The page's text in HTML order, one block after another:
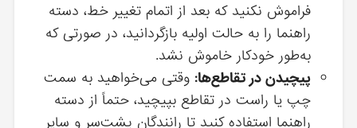
فراموش نکنید که بعد از اتمام تغییر خط، دسته
راهنما را به حالت اولیه بازگردانید، در صورتی که
به‌طور خودکار خاموش نشد.
پیچیدن در تقاطع‌ها: وقتی می‌خواهید به سمت
چپ یا راست در تقاطع بپیچید، حتماً از دسته
راهنما استفاده کنید تا رانندگان پشت‌سر و سایر